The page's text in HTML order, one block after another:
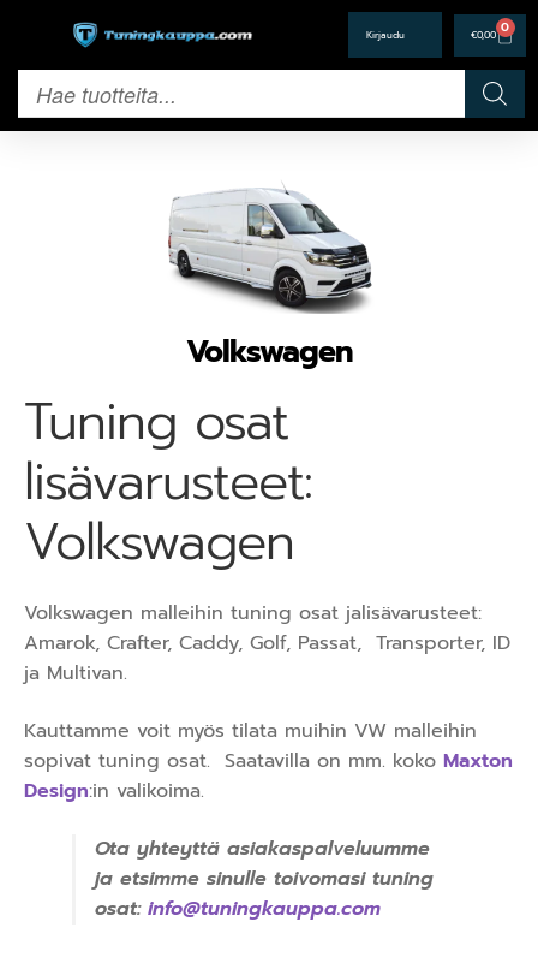
€0,00 0
Volkswagen
Tuning osat
lisävarusteet:
Volkswagen
Volkswagen malleihin tuning osat jalisävarusteet:
Amarok, Crafter, Caddy, Golf, Passat, Transporter, ID
ja Multivan.
Kauttamme voit myös tilata muihin VW malleihin
sopivat tuning osat. Saatavilla on mm. koko Maxton
Design:in valikoima.
Ota yhteyttä asiakaspalveluumme
ja etsimme sinulle toivomasi tuning
osat: info@tuningkauppa.com